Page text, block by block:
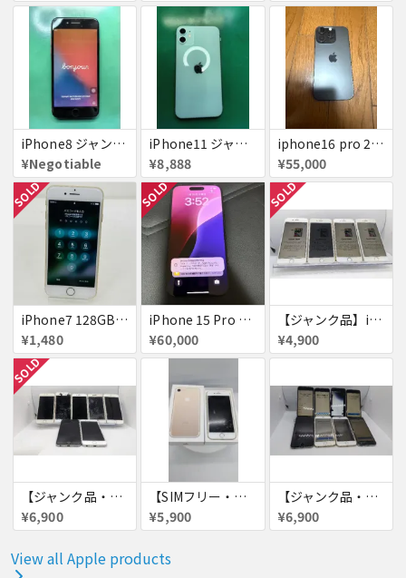
iPhone8 ジャンク品
¥Negotiable
iPhone11 ジャンク
¥8,888
iphone16 pro 256gb ブラックチタニウム
¥55,000
SOLD
iPhone7 128GB 赤ロム SoftBank ジャンク ゴールド A1779 パスコード不明 送料無料
¥1,480
SOLD
iPhone 15 Pro 128GB ブラックチタニウム ネットワーク利用制限あり
¥60,000
SOLD
【ジャンク品】iPhone6s ４台セット
¥4,900
SOLD
【ジャンク品・初期化済・SIMロック解除済】iPhone6 7台セット
¥6,900
【SIMフリー・付属品あり】iPhone 7 128GB
¥5,900
【ジャンク品・初期化済】iPhone6 8台セット
¥6,900
View all Apple products